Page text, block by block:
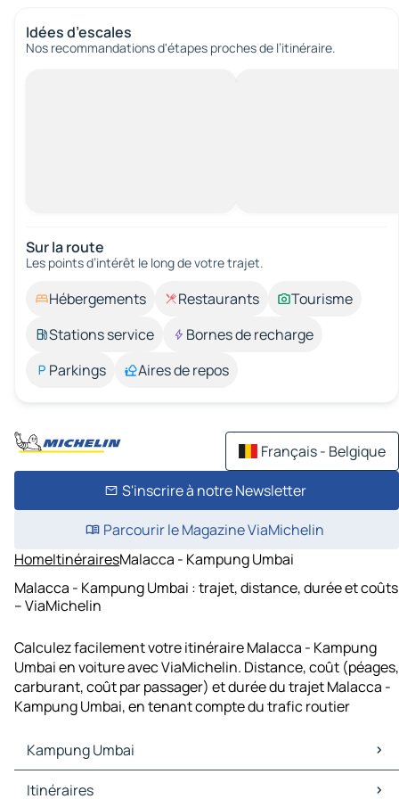
Idées d’escales
Nos recommandations d'étapes proches de l’itinéraire.
Sur la route
Les points d’intérêt le long de votre trajet.
Hébergements Restaurants
Tourisme
Stations service
Bornes de recharge
Parkings
Aires de repos
Français - Belgique
S'inscrire à notre Newsletter
Parcourir le Magazine ViaMichelin
HomeItinérairesMalacca - Kampung Umbai
Malacca - Kampung Umbai : trajet, distance, durée et coûts
– ViaMichelin
Calculez facilement votre itinéraire Malacca - Kampung
Umbai en voiture avec ViaMichelin. Distance, coût (péages,
carburant, coût par passager) et durée du trajet Malacca -
Kampung Umbai, en tenant compte du trafic routier
Kampung Umbai
Kampung Umbai Cartes et plans
Itinéraires